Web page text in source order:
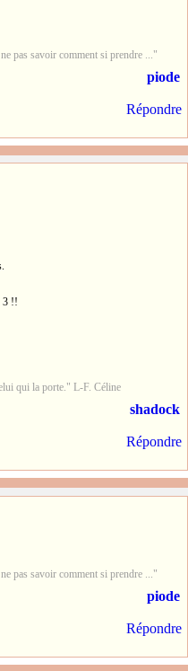
pas savoir comment si prendre ..."
piode
Répondre
3 !!
qui la porte." L-F. Céline
shadock
Répondre
pas savoir comment si prendre ..."
piode
Répondre